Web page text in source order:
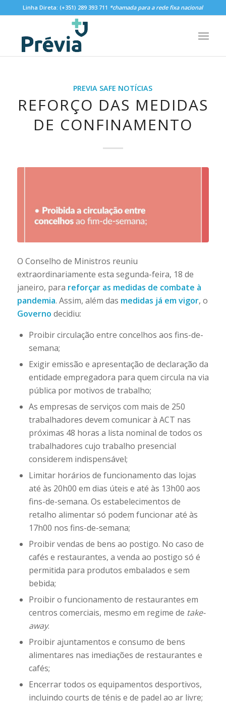
Linha Direta:(+351) 289 393 711 *chamada para a rede fixa nacional
PREVIA SAFE NOTÍCIAS
REFORÇO DAS MEDIDAS
DE CONFINAMENTO
O Conselho de Ministros reuniu
extraordinariamente esta segunda-feira, 18 de
janeiro, para reforçar as medidas de combate à
pandemia. Assim, além das medidas já em vigor, o
Governo decidiu:
Proibir circulação entre concelhos aos fins-de-
semana;
Exigir emissão e apresentação de declaração da
entidade empregadora para quem circula na via
pública por motivos de trabalho;
As empresas de serviços com mais de 250
trabalhadores devem comunicar à ACT nas
próximas 48 horas a lista nominal de todos os
trabalhadores cujo trabalho presencial
considerem indispensável;
Limitar horários de funcionamento das lojas
até às 20h00 em dias úteis e até às 13h00 aos
fins-de-semana. Os estabelecimentos de
retalho alimentar só podem funcionar até às
17h00 nos fins-de-semana;
Proibir vendas de bens ao postigo. No caso de
cafés e restaurantes, a venda ao postigo só é
permitida para produtos embalados e sem
bebida;
Proibir o funcionamento de restaurantes em
centros comerciais, mesmo em regime de take-
away.
Proibir ajuntamentos e consumo de bens
alimentares nas imediações de restaurantes e
cafés;
Encerrar todos os equipamentos desportivos,
incluindo courts de ténis e de padel ao ar livre;